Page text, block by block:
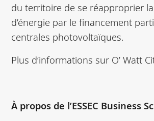
du territoire de se réapproprier
d’énergie par le financement
centrales photovoltaïques.
Plus d’informations sur O’ Watt
À propos de l’ESSEC Business